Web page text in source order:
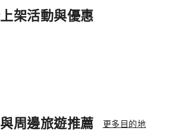
架活動與優惠
周邊旅遊推薦 更多目的地